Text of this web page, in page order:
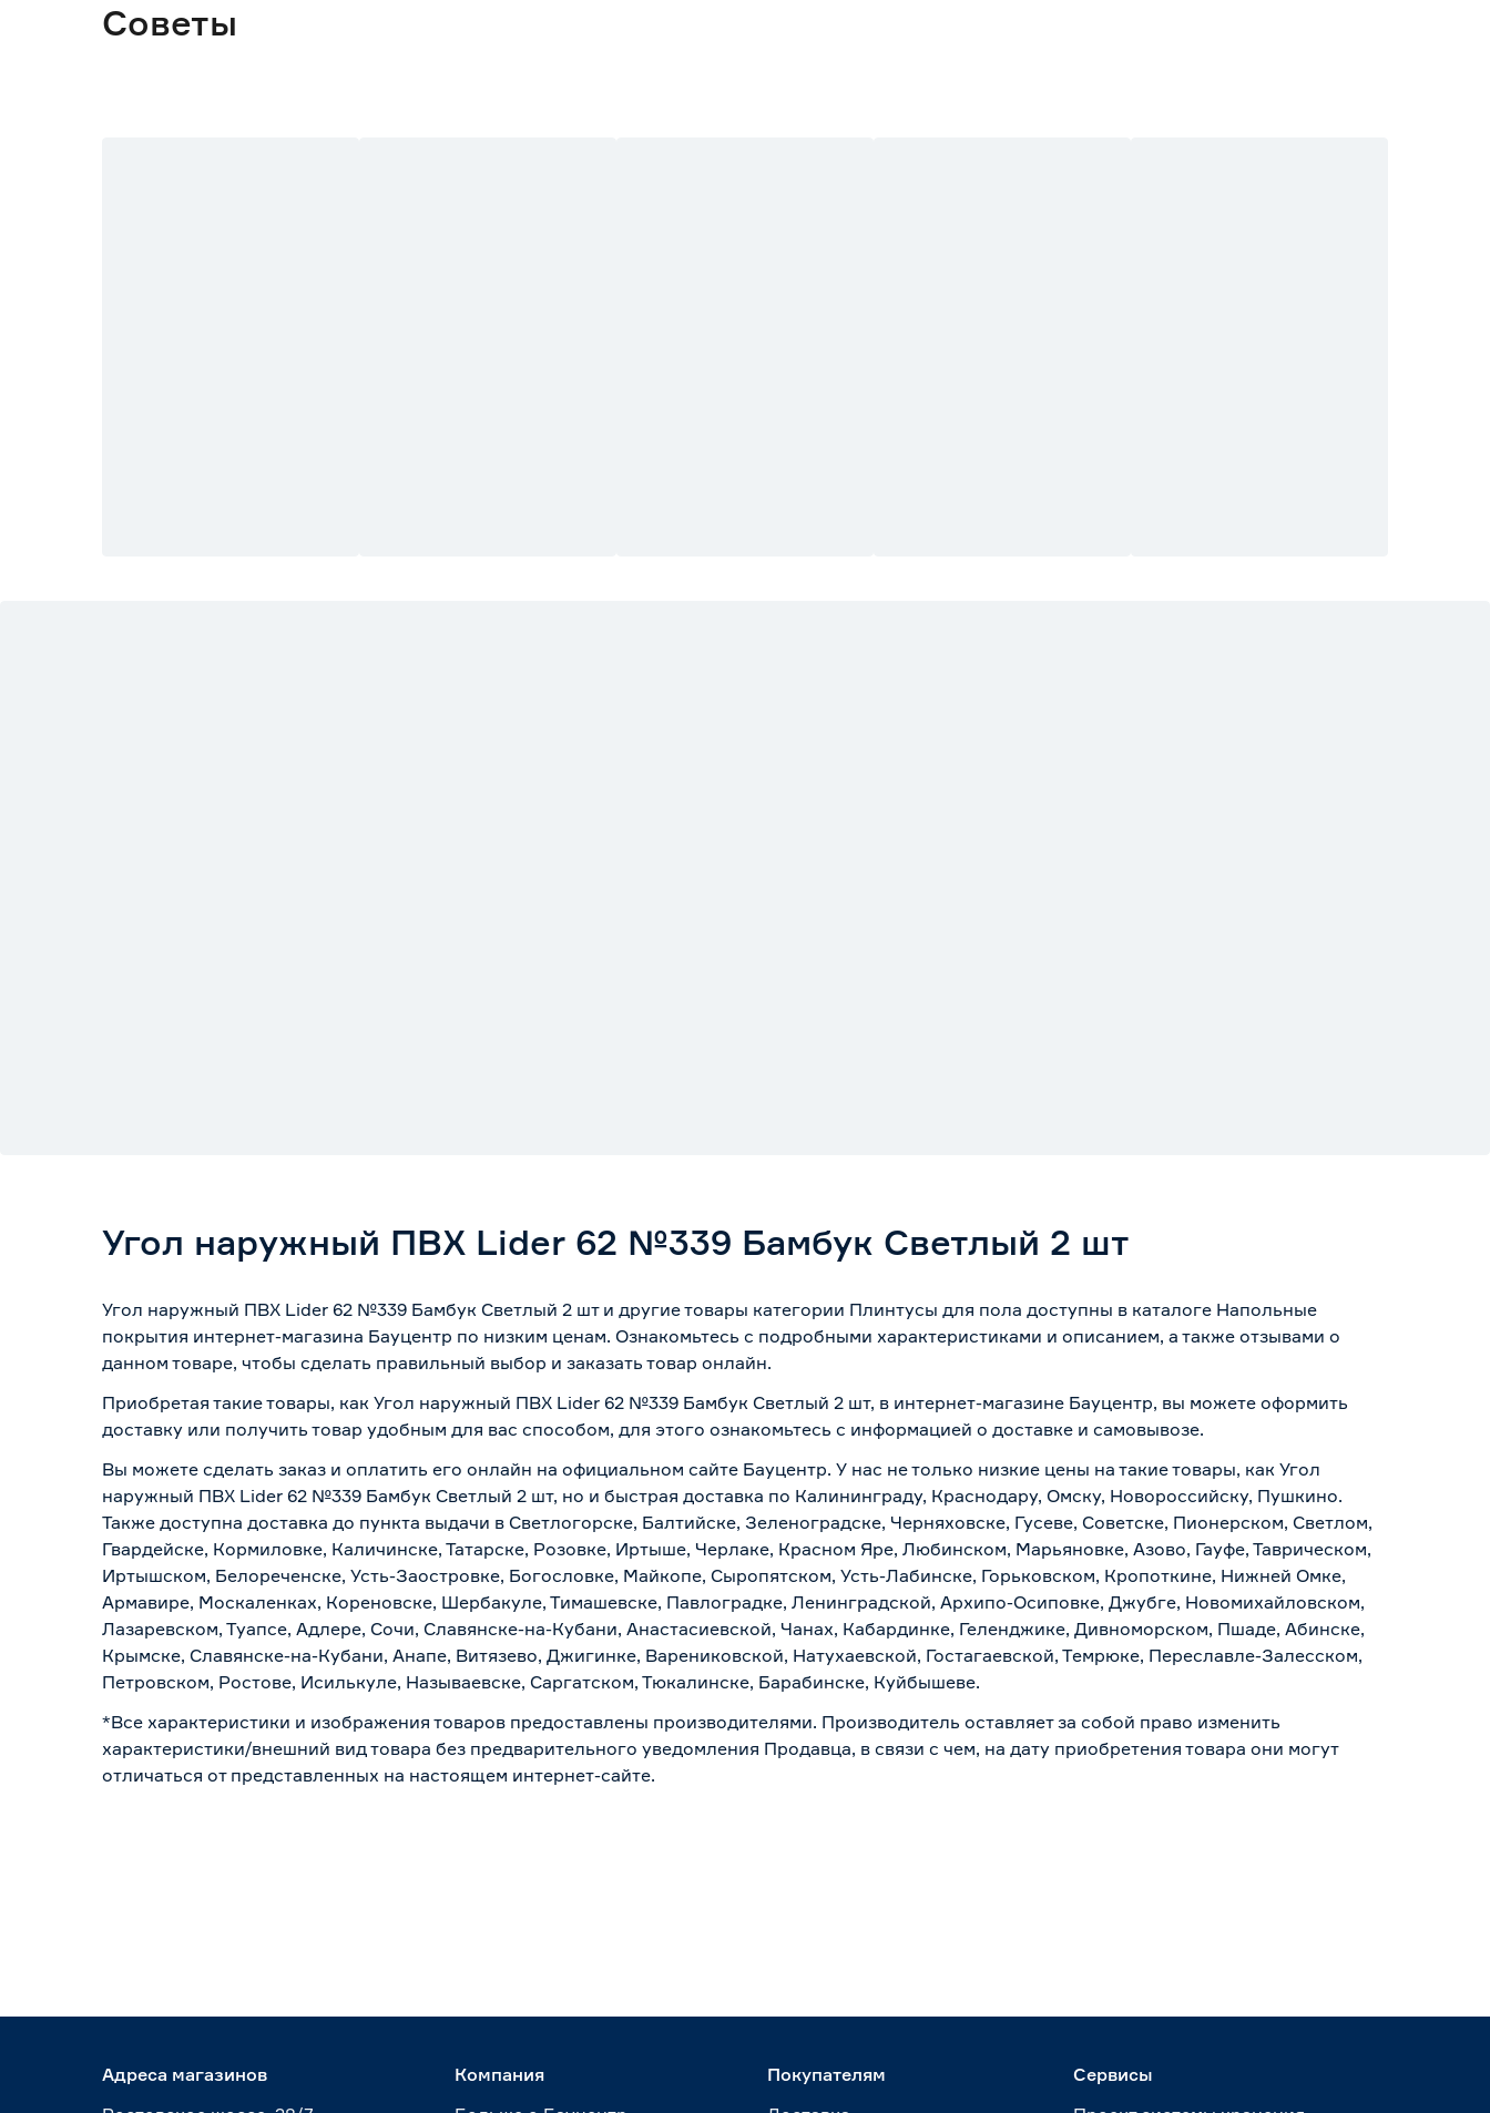
Советы
Угол наружный ПВХ Lider 62 №339 Бамбук Светлый 2 шт
Угол наружный ПВХ Lider 62 №339 Бамбук Светлый 2 шт и другие товары категории Плинтусы для пола доступны в каталоге Напольные
покрытия интернет-магазина Бауцентр по низким ценам. Ознакомьтесь с подробными характеристиками и описанием, а также отзывами о
данном товаре, чтобы сделать правильный выбор и заказать товар онлайн.
Приобретая такие товары, как Угол наружный ПВХ Lider 62 №339 Бамбук Светлый 2 шт, в интернет-магазине Бауцентр, вы можете оформить
доставку или получить товар удобным для вас способом, для этого ознакомьтесь с информацией о доставке и самовывозе.
Вы можете сделать заказ и оплатить его онлайн на официальном сайте Бауцентр. У нас не только низкие цены на такие товары, как Угол
наружный ПВХ Lider 62 №339 Бамбук Светлый 2 шт, но и быстрая доставка по Калининграду, Краснодару, Омску, Новороссийску, Пушкино.
Также доступна доставка до пункта выдачи в Светлогорске, Балтийске, Зеленоградске, Черняховске, Гусеве, Советске, Пионерском, Светлом,
Гвардейске, Кормиловке, Каличинске, Татарске, Розовке, Иртыше, Черлаке, Красном Яре, Любинском, Марьяновке, Азово, Гауфе, Таврическом,
Иртышском, Белореченске, Усть-Заостровке, Богословке, Майкопе, Сыропятском, Усть-Лабинске, Горьковском, Кропоткине, Нижней Омке,
Армавире, Москаленках, Кореновске, Шербакуле, Тимашевске, Павлоградке, Ленинградской, Архипо-Осиповке, Джубге, Новомихайловском,
Лазаревском, Туапсе, Адлере, Сочи, Славянске-на-Кубани, Анастасиевской, Чанах, Кабардинке, Геленджике, Дивноморском, Пшаде, Абинске,
Крымске, Славянске-на-Кубани, Анапе, Витязево, Джигинке, Варениковской, Натухаевской, Гостагаевской, Темрюке, Переславле-Залесском,
Петровском, Ростове, Исилькуле, Называевске, Саргатском, Тюкалинске, Барабинске, Куйбышеве.
*Все характеристики и изображения товаров предоставлены производителями. Производитель оставляет за собой право изменить
характеристики/внешний вид товара без предварительного уведомления Продавца, в связи с чем, на дату приобретения товара они могут
отличаться от представленных на настоящем интернет-сайте.
Адреса магазинов
Компания
Покупателям
Сервисы